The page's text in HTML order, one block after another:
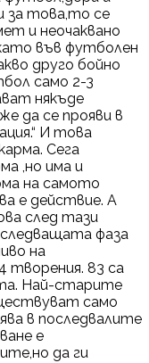
за това,то се
и неочаквано
във футболен
друго бойно
само 2-3
някъде
да се прояви в
И това
Сега
,но има и
на самото
е действие. А
след тази
фаза
на
творения. 83 са
Най-старите
само
в последвалите
е
да ги